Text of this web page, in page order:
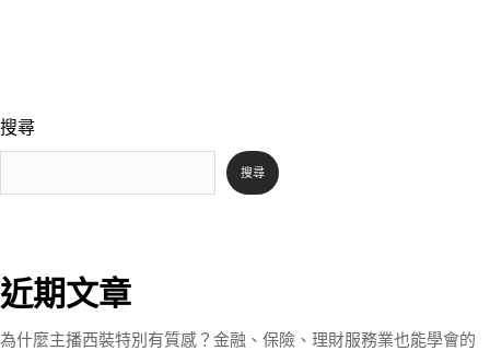
搜尋
搜尋
近期文章
為什麼主播西裝特別有質感？金融、保險、理財服務業也能學會的